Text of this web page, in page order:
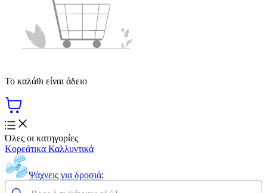
Το καλάθι είναι άδειο
Όλες οι κατηγορίες
Κορεάτικα Καλλυντικά
Ψάχνεις για δροσιά;